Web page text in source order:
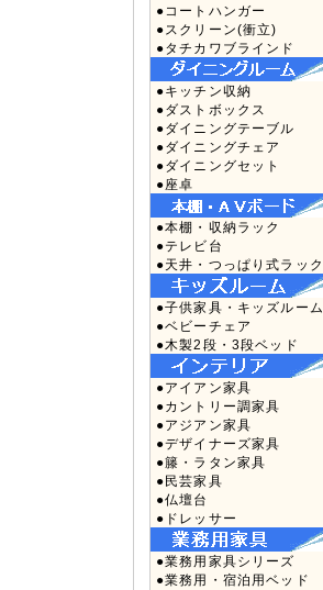
●コートハンガー
●スクリーン(衝立)
●タチカワブラインド
●キッチン収納
●ダストボックス
●ダイニングテーブル
●ダイニングチェア
●ダイニングセット
●座卓
●本棚・収納ラック
●テレビ台
●天井・つっぱり式ラック
●子供家具・キッズルーム
●ベビーチェア
●木製2段・3段ベッド
●アイアン家具
●カントリー調家具
●アジアン家具
●デザイナーズ家具
●籐・ラタン家具
●民芸家具
●仏壇台
●ドレッサー
●業務用家具シリーズ
●業務用・宿泊用ベッド